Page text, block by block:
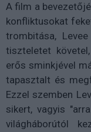
A film a
konfliktusokat
trombitása,
tiszteletet
erős sminkjével
tapasztalt és
Ezzel szemben
sikert, vagyis
világháborútól